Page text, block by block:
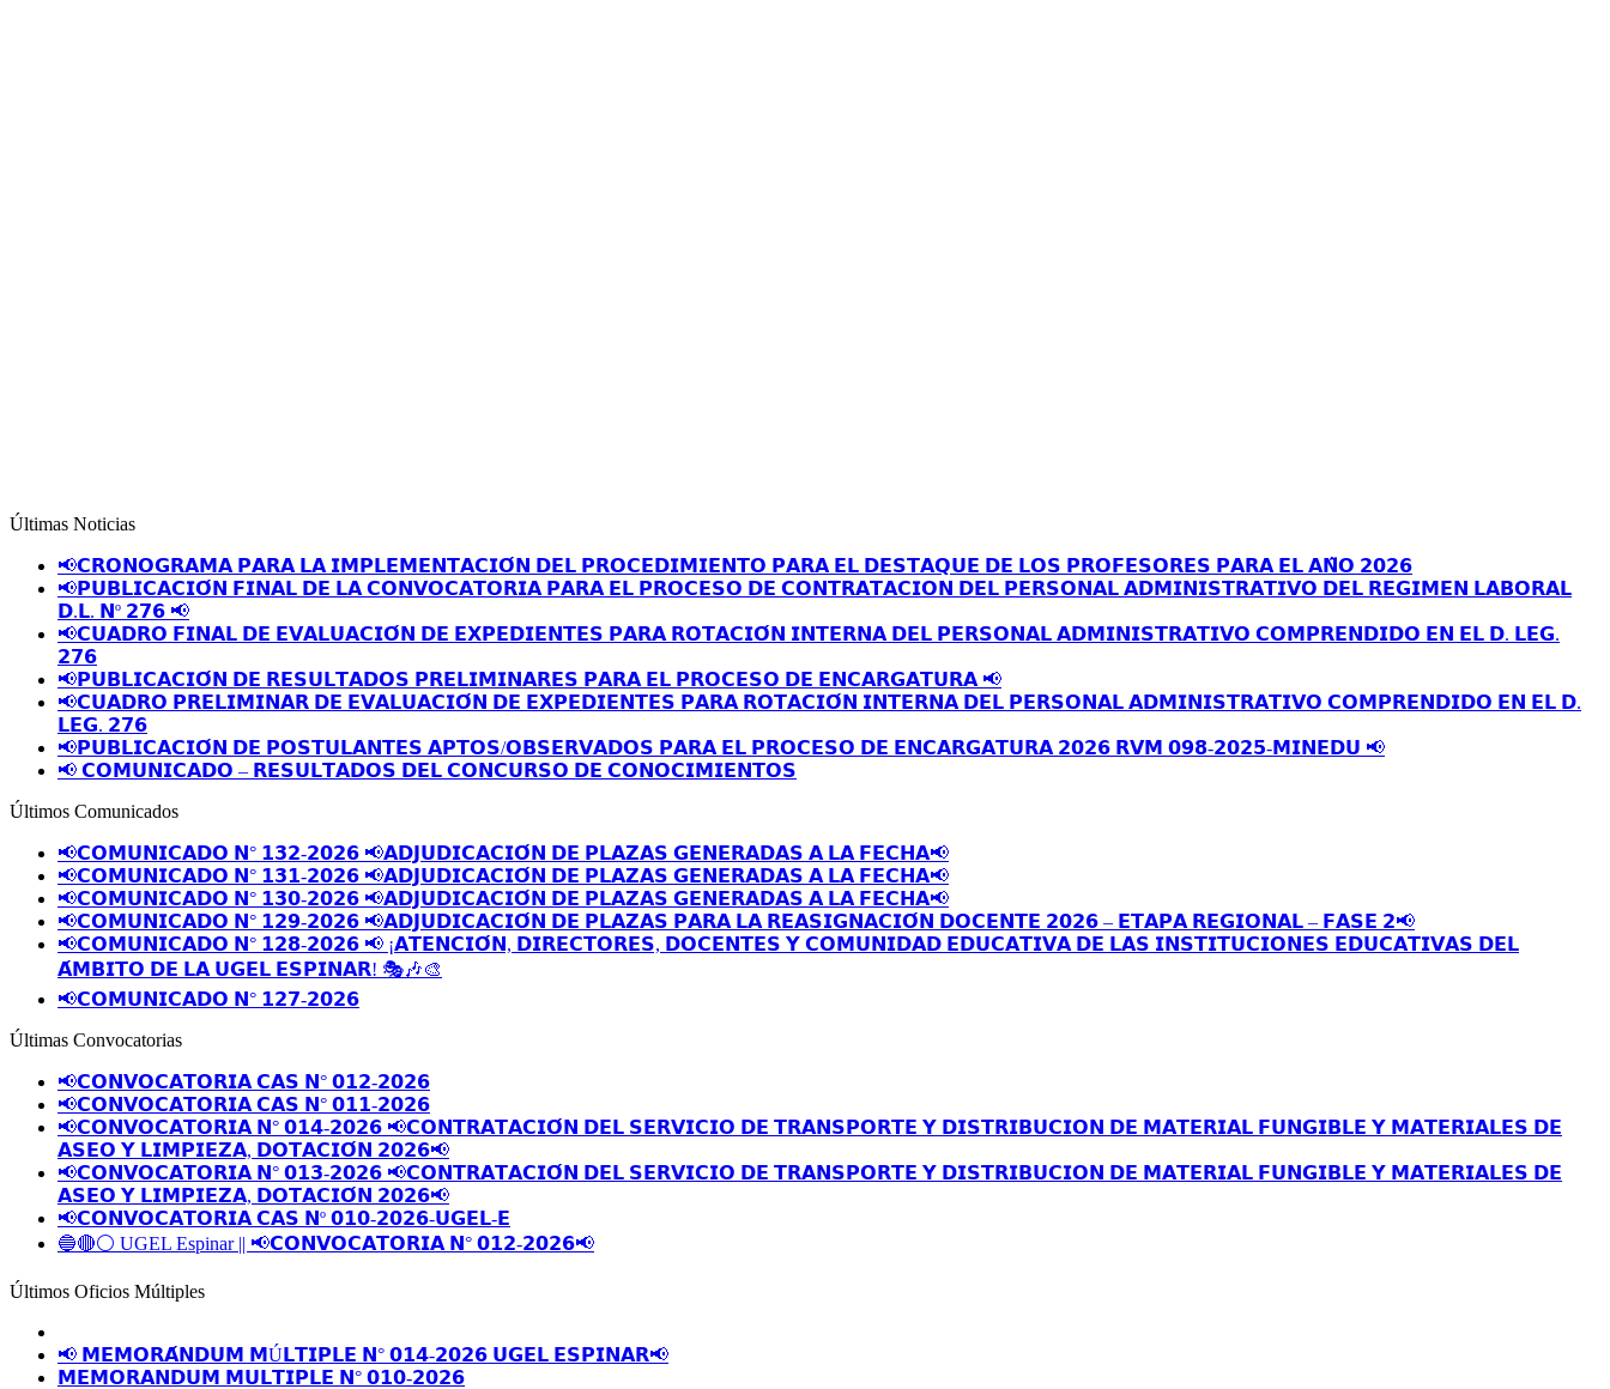
Últimas Noticias
📢𝗖𝗥𝗢𝗡𝗢𝗚𝗥𝗔𝗠𝗔 𝗣𝗔𝗥𝗔 𝗟𝗔 𝗜𝗠𝗣𝗟𝗘𝗠𝗘𝗡𝗧𝗔𝗖𝗜𝗢́𝗡 𝗗𝗘𝗟 𝗣𝗥𝗢𝗖𝗘𝗗𝗜𝗠𝗜𝗘𝗡𝗧𝗢 𝗣𝗔𝗥𝗔 𝗘𝗟 𝗗𝗘𝗦𝗧𝗔𝗤𝗨𝗘 𝗗𝗘 𝗟𝗢𝗦 𝗣𝗥𝗢𝗙𝗘𝗦𝗢𝗥𝗘𝗦 𝗣𝗔𝗥𝗔 𝗘𝗟 𝗔𝗡̃𝗢 𝟮𝟬𝟮𝟲
📢𝗣𝗨𝗕𝗟𝗜𝗖𝗔𝗖𝗜𝗢́𝗡 𝗙𝗜𝗡𝗔𝗟 𝗗𝗘 𝗟𝗔 𝗖𝗢𝗡𝗩𝗢𝗖𝗔𝗧𝗢𝗥𝗜𝗔 𝗣𝗔𝗥𝗔 𝗘𝗟 𝗣𝗥𝗢𝗖𝗘𝗦𝗢 𝗗𝗘 𝗖𝗢𝗡𝗧𝗥𝗔𝗧𝗔𝗖𝗜𝗢𝗡 𝗗𝗘𝗟 𝗣𝗘𝗥𝗦𝗢𝗡𝗔𝗟 𝗔𝗗𝗠𝗜𝗡𝗜𝗦𝗧𝗥𝗔𝗧𝗜𝗩𝗢 𝗗𝗘𝗟 𝗥𝗘𝗚𝗜𝗠𝗘𝗡 𝗟𝗔𝗕𝗢𝗥𝗔𝗟
𝗗.𝗟. 𝗡º 𝟮𝟳𝟲 📢
📢𝗖𝗨𝗔𝗗𝗥𝗢 𝗙𝗜𝗡𝗔𝗟 𝗗𝗘 𝗘𝗩𝗔𝗟𝗨𝗔𝗖𝗜𝗢́𝗡 𝗗𝗘 𝗘𝗫𝗣𝗘𝗗𝗜𝗘𝗡𝗧𝗘𝗦 𝗣𝗔𝗥𝗔 𝗥𝗢𝗧𝗔𝗖𝗜𝗢́𝗡 𝗜𝗡𝗧𝗘𝗥𝗡𝗔 𝗗𝗘𝗟 𝗣𝗘𝗥𝗦𝗢𝗡𝗔𝗟 𝗔𝗗𝗠𝗜𝗡𝗜𝗦𝗧𝗥𝗔𝗧𝗜𝗩𝗢 𝗖𝗢𝗠𝗣𝗥𝗘𝗡𝗗𝗜𝗗𝗢 𝗘𝗡 𝗘𝗟 𝗗. 𝗟𝗘𝗚.
𝟮𝟳𝟲
📢𝗣𝗨𝗕𝗟𝗜𝗖𝗔𝗖𝗜𝗢́𝗡 𝗗𝗘 𝗥𝗘𝗦𝗨𝗟𝗧𝗔𝗗𝗢𝗦 𝗣𝗥𝗘𝗟𝗜𝗠𝗜𝗡𝗔𝗥𝗘𝗦 𝗣𝗔𝗥𝗔 𝗘𝗟 𝗣𝗥𝗢𝗖𝗘𝗦𝗢 𝗗𝗘 𝗘𝗡𝗖𝗔𝗥𝗚𝗔𝗧𝗨𝗥𝗔 📢
📢𝗖𝗨𝗔𝗗𝗥𝗢 𝗣𝗥𝗘𝗟𝗜𝗠𝗜𝗡𝗔𝗥 𝗗𝗘 𝗘𝗩𝗔𝗟𝗨𝗔𝗖𝗜𝗢́𝗡 𝗗𝗘 𝗘𝗫𝗣𝗘𝗗𝗜𝗘𝗡𝗧𝗘𝗦 𝗣𝗔𝗥𝗔 𝗥𝗢𝗧𝗔𝗖𝗜𝗢́𝗡 𝗜𝗡𝗧𝗘𝗥𝗡𝗔 𝗗𝗘𝗟 𝗣𝗘𝗥𝗦𝗢𝗡𝗔𝗟 𝗔𝗗𝗠𝗜𝗡𝗜𝗦𝗧𝗥𝗔𝗧𝗜𝗩𝗢 𝗖𝗢𝗠𝗣𝗥𝗘𝗡𝗗𝗜𝗗𝗢 𝗘𝗡 𝗘𝗟 𝗗.
𝗟𝗘𝗚. 𝟮𝟳𝟲
📢𝗣𝗨𝗕𝗟𝗜𝗖𝗔𝗖𝗜𝗢́𝗡 𝗗𝗘 𝗣𝗢𝗦𝗧𝗨𝗟𝗔𝗡𝗧𝗘𝗦 𝗔𝗣𝗧𝗢𝗦/𝗢𝗕𝗦𝗘𝗥𝗩𝗔𝗗𝗢𝗦 𝗣𝗔𝗥𝗔 𝗘𝗟 𝗣𝗥𝗢𝗖𝗘𝗦𝗢 𝗗𝗘 𝗘𝗡𝗖𝗔𝗥𝗚𝗔𝗧𝗨𝗥𝗔 𝟮𝟬𝟮𝟲 𝗥𝗩𝗠 𝟬𝟵𝟴-𝟮𝟬𝟮𝟱-𝗠𝗜𝗡𝗘𝗗𝗨 📢
📢 𝗖𝗢𝗠𝗨𝗡𝗜𝗖𝗔𝗗𝗢 – 𝗥𝗘𝗦𝗨𝗟𝗧𝗔𝗗𝗢𝗦 𝗗𝗘𝗟 𝗖𝗢𝗡𝗖𝗨𝗥𝗦𝗢 𝗗𝗘 𝗖𝗢𝗡𝗢𝗖𝗜𝗠𝗜𝗘𝗡𝗧𝗢𝗦
Últimos Comunicados
📢𝗖𝗢𝗠𝗨𝗡𝗜𝗖𝗔𝗗𝗢 𝗡° 𝟭𝟯𝟮-𝟮𝟬𝟮𝟲 📢𝗔𝗗𝗝𝗨𝗗𝗜𝗖𝗔𝗖𝗜𝗢́𝗡 𝗗𝗘 𝗣𝗟𝗔𝗭𝗔𝗦 𝗚𝗘𝗡𝗘𝗥𝗔𝗗𝗔𝗦 𝗔 𝗟𝗔 𝗙𝗘𝗖𝗛𝗔📢
📢𝗖𝗢𝗠𝗨𝗡𝗜𝗖𝗔𝗗𝗢 𝗡° 𝟭𝟯𝟭-𝟮𝟬𝟮𝟲 📢𝗔𝗗𝗝𝗨𝗗𝗜𝗖𝗔𝗖𝗜𝗢́𝗡 𝗗𝗘 𝗣𝗟𝗔𝗭𝗔𝗦 𝗚𝗘𝗡𝗘𝗥𝗔𝗗𝗔𝗦 𝗔 𝗟𝗔 𝗙𝗘𝗖𝗛𝗔📢
📢𝗖𝗢𝗠𝗨𝗡𝗜𝗖𝗔𝗗𝗢 𝗡° 𝟭𝟯𝟬-𝟮𝟬𝟮𝟲 📢𝗔𝗗𝗝𝗨𝗗𝗜𝗖𝗔𝗖𝗜𝗢́𝗡 𝗗𝗘 𝗣𝗟𝗔𝗭𝗔𝗦 𝗚𝗘𝗡𝗘𝗥𝗔𝗗𝗔𝗦 𝗔 𝗟𝗔 𝗙𝗘𝗖𝗛𝗔📢
📢𝗖𝗢𝗠𝗨𝗡𝗜𝗖𝗔𝗗𝗢 𝗡° 𝟭𝟮𝟵-𝟮𝟬𝟮𝟲 📢𝗔𝗗𝗝𝗨𝗗𝗜𝗖𝗔𝗖𝗜𝗢́𝗡 𝗗𝗘 𝗣𝗟𝗔𝗭𝗔𝗦 𝗣𝗔𝗥𝗔 𝗟𝗔 𝗥𝗘𝗔𝗦𝗜𝗚𝗡𝗔𝗖𝗜𝗢́𝗡 𝗗𝗢𝗖𝗘𝗡𝗧𝗘 𝟮𝟬𝟮𝟲 – 𝗘𝗧𝗔𝗣𝗔 𝗥𝗘𝗚𝗜𝗢𝗡𝗔𝗟 – 𝗙𝗔𝗦𝗘 𝟮📢
📢𝗖𝗢𝗠𝗨𝗡𝗜𝗖𝗔𝗗𝗢 𝗡° 𝟭𝟮𝟴-𝟮𝟬𝟮𝟲 📢 ¡𝗔𝗧𝗘𝗡𝗖𝗜𝗢́𝗡, 𝗗𝗜𝗥𝗘𝗖𝗧𝗢𝗥𝗘𝗦, 𝗗𝗢𝗖𝗘𝗡𝗧𝗘𝗦 𝗬 𝗖𝗢𝗠𝗨𝗡𝗜𝗗𝗔𝗗 𝗘𝗗𝗨𝗖𝗔𝗧𝗜𝗩𝗔 𝗗𝗘 𝗟𝗔𝗦 𝗜𝗡𝗦𝗧𝗜𝗧𝗨𝗖𝗜𝗢𝗡𝗘𝗦 𝗘𝗗𝗨𝗖𝗔𝗧𝗜𝗩𝗔𝗦 𝗗𝗘𝗟
𝗔́𝗠𝗕𝗜𝗧𝗢 𝗗𝗘 𝗟𝗔 𝗨𝗚𝗘𝗟 𝗘𝗦𝗣𝗜𝗡𝗔𝗥! 🎭🎶🎨
📢𝗖𝗢𝗠𝗨𝗡𝗜𝗖𝗔𝗗𝗢 𝗡° 𝟭𝟮𝟳-𝟮𝟬𝟮𝟲
Últimas Convocatorias
📢𝗖𝗢𝗡𝗩𝗢𝗖𝗔𝗧𝗢𝗥𝗜𝗔 𝗖𝗔𝗦 𝗡° 𝟬𝟭𝟮-𝟮𝟬𝟮𝟲
📢𝗖𝗢𝗡𝗩𝗢𝗖𝗔𝗧𝗢𝗥𝗜𝗔 𝗖𝗔𝗦 𝗡° 𝟬𝟭𝟭-𝟮𝟬𝟮𝟲
📢𝗖𝗢𝗡𝗩𝗢𝗖𝗔𝗧𝗢𝗥𝗜𝗔 𝗡° 𝟬𝟭𝟰-𝟮𝟬𝟮𝟲 📢𝗖𝗢𝗡𝗧𝗥𝗔𝗧𝗔𝗖𝗜𝗢́𝗡 𝗗𝗘𝗟 𝗦𝗘𝗥𝗩𝗜𝗖𝗜𝗢 𝗗𝗘 𝗧𝗥𝗔𝗡𝗦𝗣𝗢𝗥𝗧𝗘 𝗬 𝗗𝗜𝗦𝗧𝗥𝗜𝗕𝗨𝗖𝗜𝗢𝗡 𝗗𝗘 𝗠𝗔𝗧𝗘𝗥𝗜𝗔𝗟 𝗙𝗨𝗡𝗚𝗜𝗕𝗟𝗘 𝗬 𝗠𝗔𝗧𝗘𝗥𝗜𝗔𝗟𝗘𝗦 𝗗𝗘
𝗔𝗦𝗘𝗢 𝗬 𝗟𝗜𝗠𝗣𝗜𝗘𝗭𝗔, 𝗗𝗢𝗧𝗔𝗖𝗜𝗢́𝗡 𝟮𝟬𝟮𝟲📢
📢𝗖𝗢𝗡𝗩𝗢𝗖𝗔𝗧𝗢𝗥𝗜𝗔 𝗡° 𝟬𝟭𝟯-𝟮𝟬𝟮𝟲 📢𝗖𝗢𝗡𝗧𝗥𝗔𝗧𝗔𝗖𝗜𝗢́𝗡 𝗗𝗘𝗟 𝗦𝗘𝗥𝗩𝗜𝗖𝗜𝗢 𝗗𝗘 𝗧𝗥𝗔𝗡𝗦𝗣𝗢𝗥𝗧𝗘 𝗬 𝗗𝗜𝗦𝗧𝗥𝗜𝗕𝗨𝗖𝗜𝗢𝗡 𝗗𝗘 𝗠𝗔𝗧𝗘𝗥𝗜𝗔𝗟 𝗙𝗨𝗡𝗚𝗜𝗕𝗟𝗘 𝗬 𝗠𝗔𝗧𝗘𝗥𝗜𝗔𝗟𝗘𝗦 𝗗𝗘
𝗔𝗦𝗘𝗢 𝗬 𝗟𝗜𝗠𝗣𝗜𝗘𝗭𝗔, 𝗗𝗢𝗧𝗔𝗖𝗜𝗢́𝗡 𝟮𝟬𝟮𝟲📢
📢𝗖𝗢𝗡𝗩𝗢𝗖𝗔𝗧𝗢𝗥𝗜𝗔 𝗖𝗔𝗦 𝗡º 𝟬𝟭𝟬-𝟮𝟬𝟮𝟲-𝗨𝗚𝗘𝗟-𝗘
🔵🔴⚪️ UGEL Espinar || 📢𝗖𝗢𝗡𝗩𝗢𝗖𝗔𝗧𝗢𝗥𝗜𝗔 𝗡° 𝟬𝟭𝟮-𝟮𝟬𝟮𝟲📢
Últimos Oficios Múltiples
📢 𝗠𝗘𝗠𝗢𝗥𝗔́𝗡𝗗𝗨𝗠 𝗠Ú𝗟𝗧𝗜𝗣𝗟𝗘 𝗡° 𝟬𝟭𝟰-𝟮𝟬𝟮𝟲 𝗨𝗚𝗘𝗟 𝗘𝗦𝗣𝗜𝗡𝗔𝗥📢
𝗠𝗘𝗠𝗢𝗥𝗔𝗡𝗗𝗨𝗠 𝗠𝗨𝗟𝗧𝗜𝗣𝗟𝗘 𝗡° 𝟬𝟭𝟬-𝟮𝟬𝟮𝟲